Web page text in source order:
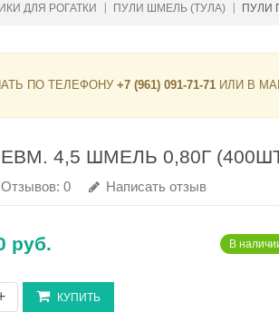
ДЛЯ РОГАТКИ ПУЛИ ШМЕЛЬ (ТУЛА) ПУЛИ
ПО ТЕЛЕФОНУ +7 (961) 091-71-71 ИЛИ В
4,5 ШМЕЛЬ 0,80Г
Отзывов: 0 Написать отзыв
руб. В
КУПИТЬ